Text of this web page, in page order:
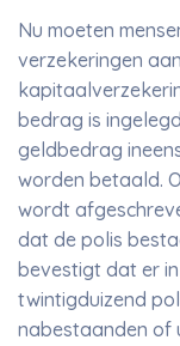
Nu moeten
verzekeringen
bedrag is
geldbedrag
worden betaald.
wordt
dat de polis
bevestigt dat er
twintigduizend
nabestaanden of